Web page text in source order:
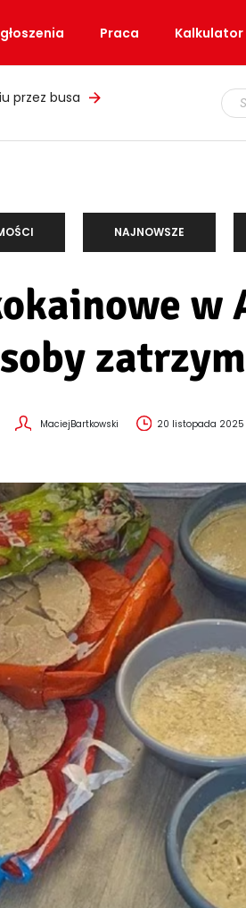
Praca
mundurami
NAJNOWSZE
w
MaciejBartkowski 20 listopada 2025